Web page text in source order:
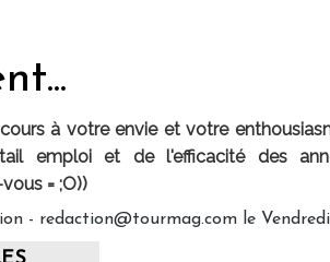
à votre envie et votre
emploi et de l'efficacité des
= ;O))
- redaction@tourmag.com le